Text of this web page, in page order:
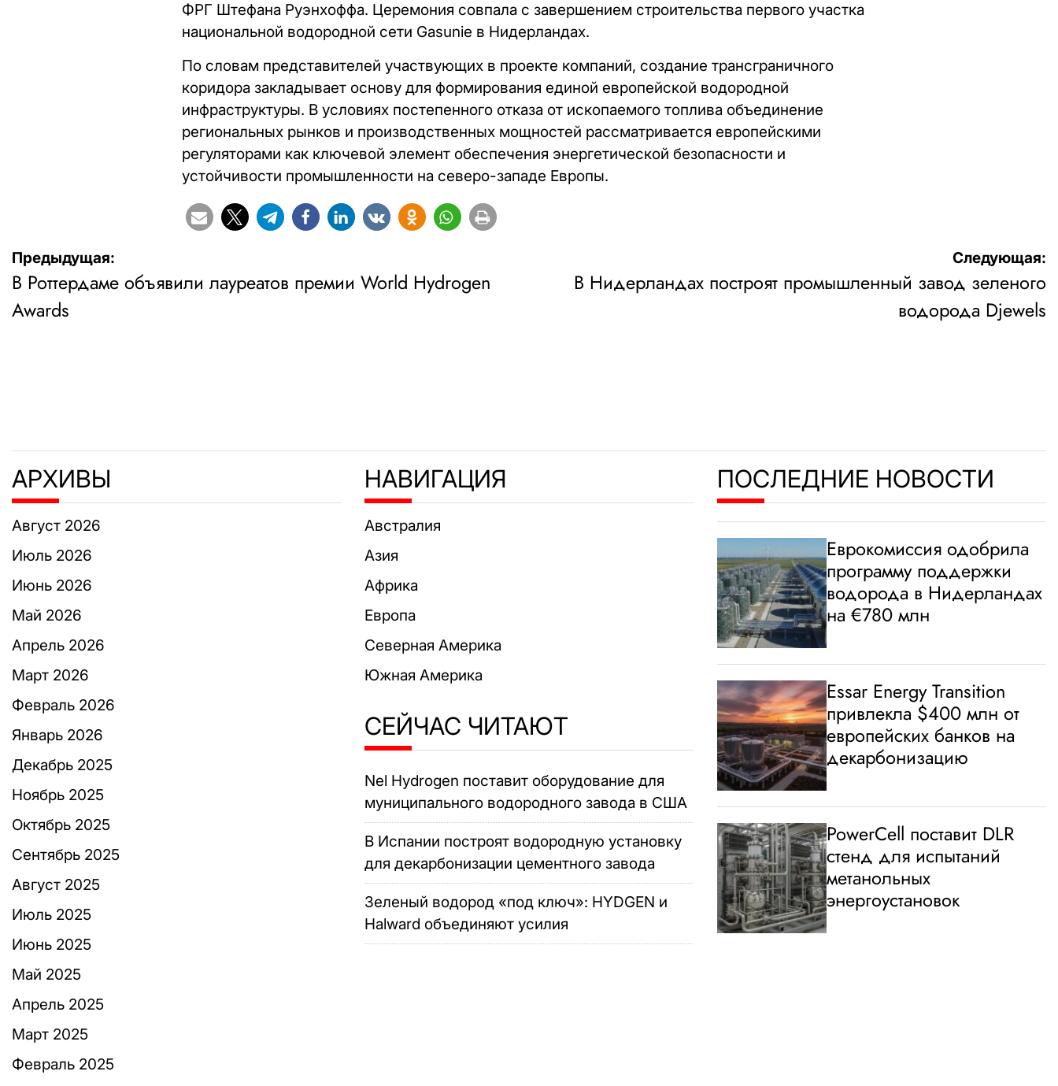
ФРГ Штефана Руэнхоффа. Церемония совпала с завершением строительства первого участка
национальной водородной сети Gasunie в Нидерландах.
По словам представителей участвующих в проекте компаний, создание трансграничного
коридора закладывает основу для формирования единой европейской водородной
инфраструктуры. В условиях постепенного отказа от ископаемого топлива объединение
региональных рынков и производственных мощностей рассматривается европейскими
регуляторами как ключевой элемент обеспечения энергетической безопасности и
устойчивости промышленности на северо-западе Европы.
Навигация
по
записям
Предыдущая:
В Роттердаме объявили лауреатов премии World Hydrogen
Awards
Следующая:
В Нидерландах построят промышленный завод зеленого
водорода Djewels
АРХИВЫ
Август 2026
Июль 2026
Июнь 2026
Май 2026
Апрель 2026
Март 2026
Февраль 2026
Январь 2026
Декабрь 2025
Ноябрь 2025
Октябрь 2025
Сентябрь 2025
Август 2025
Июль 2025
Июнь 2025
Май 2025
Апрель 2025
Март 2025
Февраль 2025
НАВИГАЦИЯ
Австралия
Азия
Африка
Европа
Северная Америка
Южная Америка
СЕЙЧАС ЧИТАЮТ
Nel Hydrogen поставит оборудование для
муниципального водородного завода в США
В Испании построят водородную установку
для декарбонизации цементного завода
Зеленый водород «под ключ»: HYDGEN и
Halward объединяют усилия
ПОСЛЕДНИЕ НОВОСТИ
Еврокомиссия одобрила
программу поддержки
водорода в Нидерландах
на €780 млн
Essar Energy Transition
привлекла $400 млн от
европейских банков на
декарбонизацию
PowerCell поставит DLR
стенд для испытаний
метанольных
энергоустановок